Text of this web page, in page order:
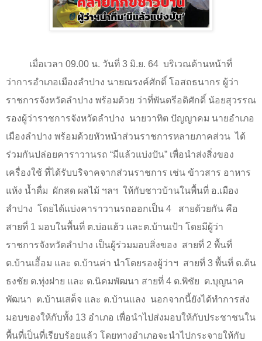
เมื่อเวลา 09.00 น. วันที่ 3 มิ.ย. 64 บริเวณด้านหน้าที่
ว่าการอำเภอเมืองลำปาง นายณรงค์ศักดิ์ โอสถธนากร ผู้ว่า
ราชการจังหวัดลำปาง พร้อมด้วย ว่าที่พันตรีอดิศักดิ์ น้อยสุวรรณ
รองผู้ว่าราชการจังหวัดลำปาง นายวาทิต ปัญญาคม นายอำเภอ
เมืองลำปาง พร้อมด้วยหัวหน้าส่วนราชการหลายภาคส่วน ได้
ร่วมกันปล่อยคาราวานรถ “มีแล้วแบ่งปัน” เพื่อนำส่งสิ่งของ
เครื่องใช้ ที่ได้รับบริจาคจากส่วนราชการ เช่น ข้าวสาร อาหาร
แห้ง น้ำดื่ม ผักสด ผลไม้ ฯลฯ ให้กับชาวบ้านในพื้นที่ อ.เมือง
ลำปาง โดยได้แบ่งคาราวานรถออกเป็น 4
สายด้วยกัน คือ
สายที่ 1 มอบในพื้นที่ ต.บ่อแฮ้ว และต.บ้านเป้า โดยมีผู้ว่า
ราชการจังหวัดลำปาง เป็นผู้ร่วมมอบสิ่งของ สายที่ 2 พื้นที่
ต.บ้านเอื้อม และ ต.บ้านค่า นำโดยรองผู้ว่าฯ สายที่ 3 พื้นที่ ต.ต้น
ธงชัย ต.ทุ่งฝาย และ ต.นิคมพัฒนา สายที่ 4 ต.พิชัย ต.บุญนาค
พัฒนา ต.บ้านเสด็จ และ ต.บ้านแลง นอกจากนี้ยังได้ทำการส่ง
มอบของให้กับทั้ง 13 อำเภอ เพื่อนำไปส่งมอบให้กับประชาชนใน
พื้นที่เป็นที่เรียบร้อยแล้ว โดยทางอำเภอจะนำไปกระจายให้กับ